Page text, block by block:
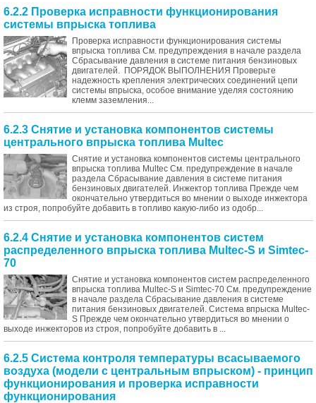
6.2.2 Проверка исправности функционирования
системы впрыска топлива
Проверка исправности функционирования системы
впрыска топлива См. предупреждения в начале раздела
Сбрасывание давления в системе питания бензиновых
двигателей. ПОРЯДОК ВЫПОЛНЕНИЯ Проверьте
надежность крепления электрических соединений цепи
системы впрыска, особое внимание уделяя состоянию
клемм заземления...
6.2.3 Снятие и установка компонентов системы
центрального впрыска топлива Multec
Снятие и установка компонентов системы центрального
впрыска топлива Multec См. предупреждение в начале
раздела Сбрасывание давления в системе питания
бензиновых двигателей. Инжектор топлива Прежде чем
окончательно утвердиться во мнении о выходе инжектора
из строя, попробуйте добавить в топливо какую-либо из одобр...
6.2.4 Снятие и установка компонентов систем
распределенного впрыска топлива Multec-S и Simtec-
70
Снятие и установка компонентов систем распределенного
впрыска топлива Multec-S и Simtec-70 См. предупреждение
в начале раздела Сбрасывание давления в системе
питания бензиновых двигателей. Система впрыска Multec-
S Прежде чем окончательно утвердиться во мнении о
выходе инжекторов из строя, попробуйте добавить в ...
6.2.5 Система контроля температуры всасываемого
воздуха (модели с центральным впрыском) - принцип
функционирования и проверка исправности
функционирования